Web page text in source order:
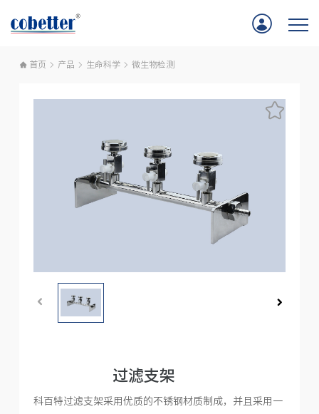
首页
联系我们
首页 产品 生命科学 微生物检测
过滤支架
科百特过滤支架采用优质的不锈钢材质制成，并且采用一